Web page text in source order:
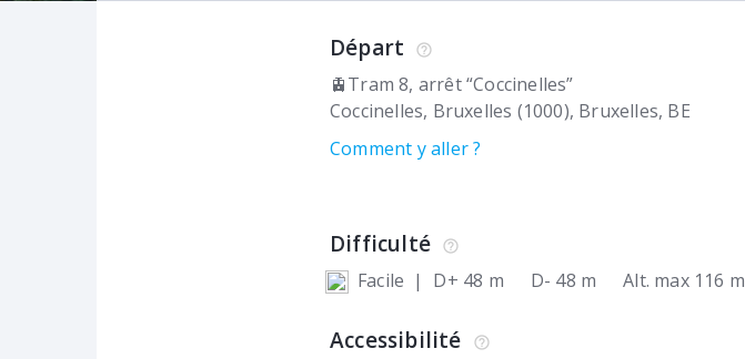
Départ
🚊Tram 8, arrêt “Coccinelles”
Coccinelles Bruxelles (1000) Bruxelles BE
Comment y aller ?
Difficulté
Facile | D+ 48 m D- 48 m Alt. max 116 m
Accessibilité